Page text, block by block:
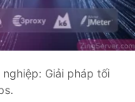
Giải pháp tối